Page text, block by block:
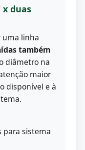
duas
uma linha
também
diâmetro na
maior
disponível e à
sistema